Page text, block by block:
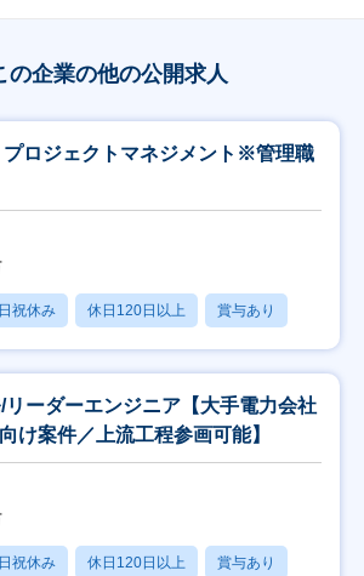
の企業の他の公開求人
プロジェクトマネジメント※管理職
祝休み 休日120日以上 賞与あり
ーダーエンジニア【大手電力会社
け案件／上流工程参画可能】
祝休み 休日120日以上 賞与あり